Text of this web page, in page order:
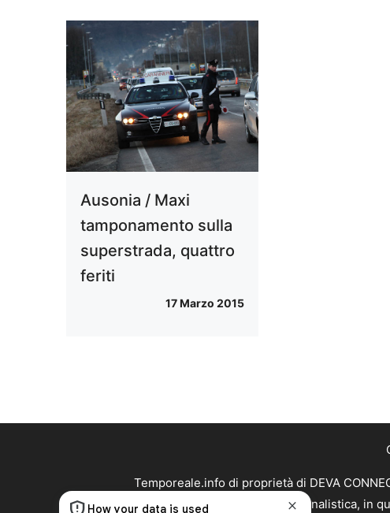
Ausonia / Maxi
tamponamento sulla
superstrada, quattro
feriti
17 Marzo 2015
Temporeale.info di proprietà di DEVA
Temporeale.info non è una testata giornalistica, in